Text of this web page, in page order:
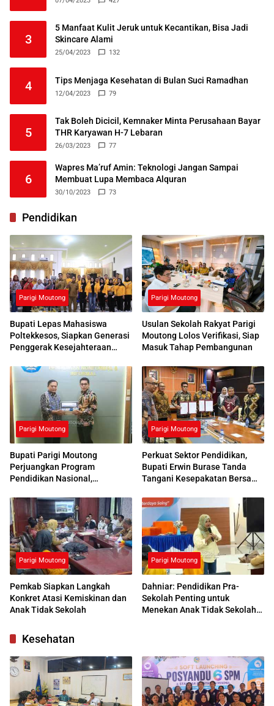
3
5 Manfaat Kulit Jeruk untuk Kecantikan, Bisa Jadi
Skincare Alami
25/04/2023 132
4 Tips Menjaga Kesehatan di Bulan Suci Ramadhan
12/04/2023 79
5
Tak Boleh Dicicil, Kemnaker Minta Perusahaan Bayar
THR Karyawan H-7 Lebaran
26/03/2023 77
6
Wapres Ma’ruf Amin: Teknologi Jangan Sampai
Membuat Lupa Membaca Alquran
30/10/2023 73
Pendidikan
Parigi Moutong
Bupati Lepas Mahasiswa
Poltekkesos, Siapkan Generasi
Penggerak Kesejahteraan
Parigi Moutong
Usulan Sekolah Rakyat Parigi
Moutong Lolos Verifikasi, Siap
Masuk Tahap Pembangunan
Parigi Moutong
Bupati Parigi Moutong
Perjuangkan Program
Pendidikan Nasional,
Respons Positif
Parigi Moutong
Perkuat Sektor Pendidikan,
Bupati Erwin Burase Tanda
Tangani Kesepakatan Bersama
Parigi Moutong
Pemkab Siapkan Langkah
Konkret Atasi Kemiskinan dan
Anak Tidak Sekolah
Parigi Moutong
Dahniar: Pendidikan Pra-
Sekolah Penting untuk
Menekan Anak Tidak Sekolah
Kesehatan